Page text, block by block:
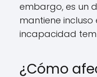
embargo, es un
mantiene incluso
incapacidad
¿Cómo